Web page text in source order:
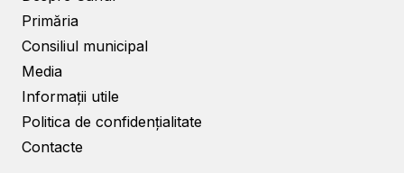
Primăria
Consiliul municipal
Media
Informații utile
Politica de confidențialitate
Contacte